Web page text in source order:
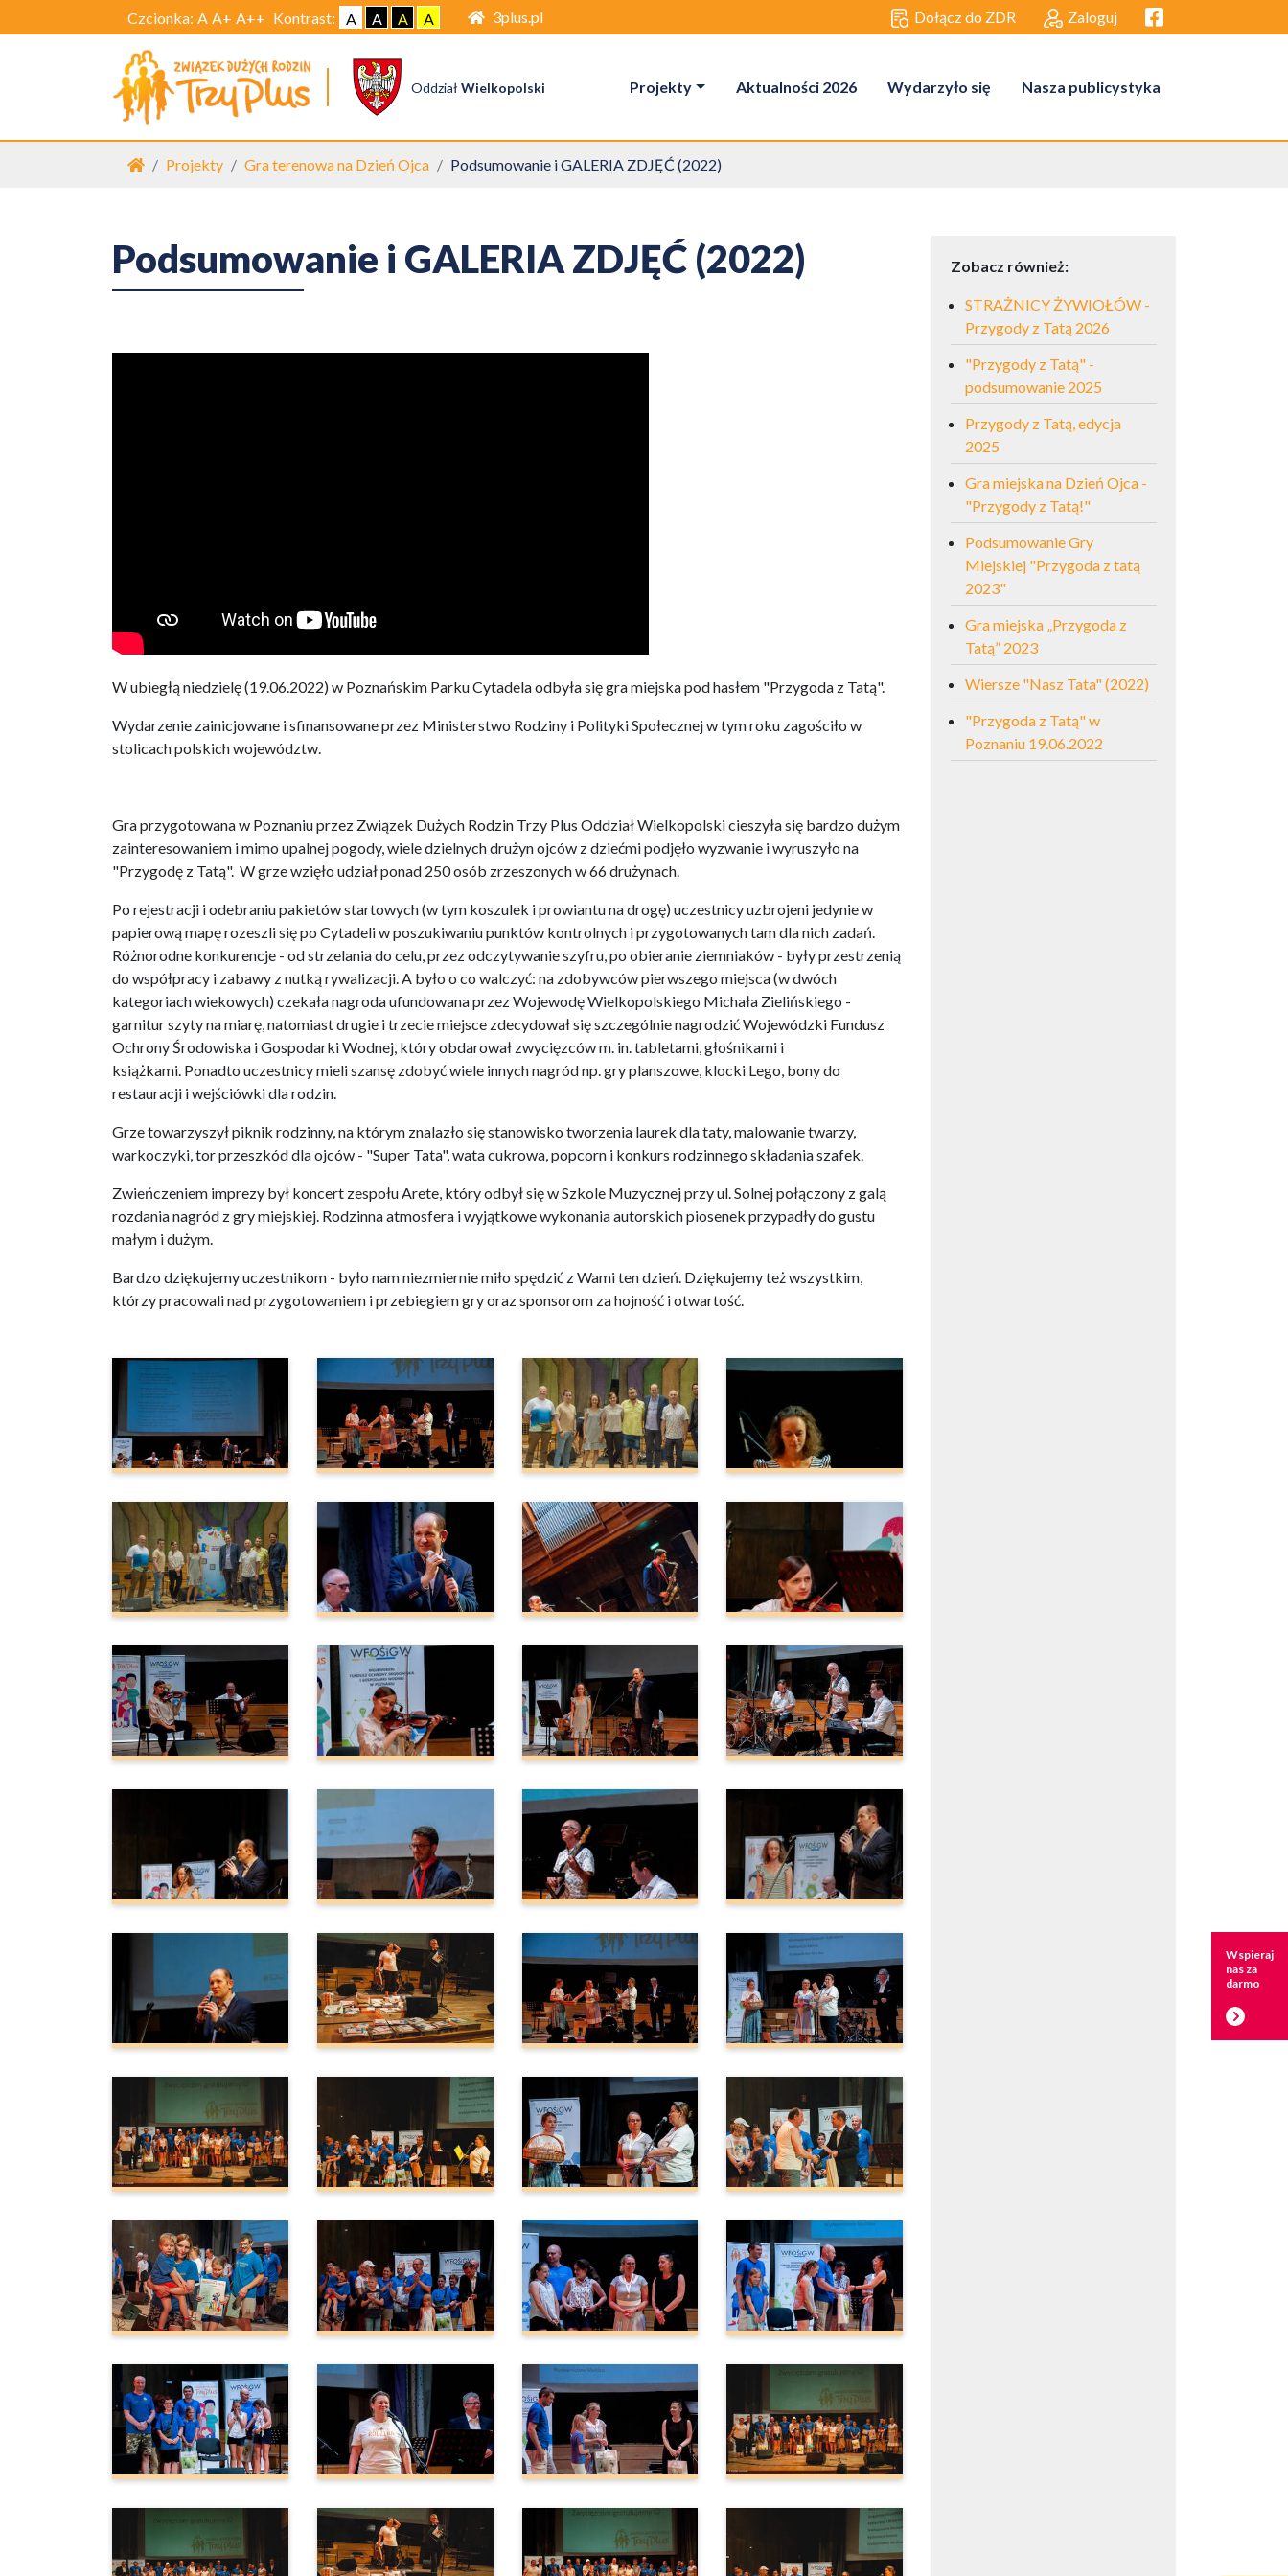
Czcionka: A A+ A++ Kontrast: A A A A 3plus.pl Dołącz do ZDR Zaloguj Facebook link
OddziałWielkopolski Projekty Aktualności 2026 Wydarzyło się Nasza publicystyka
Strona główna
Projekty Gra terenowa na Dzień Ojca Podsumowanie i GALERIA ZDJĘĆ (2022)
Podsumowanie i GALERIA ZDJĘĆ (2022)
W ubiegłą niedzielę (19.06.2022) w Poznańskim Parku Cytadela odbyła się gra miejska pod hasłem "Przygoda z Tatą".
Wydarzenie zainicjowane i sfinansowane przez Ministerstwo Rodziny i Polityki Społecznej w tym roku zagościło w
stolicach polskich województw.
Gra przygotowana w Poznaniu przez Związek Dużych Rodzin Trzy Plus Oddział Wielkopolski cieszyła się bardzo dużym
zainteresowaniem i mimo upalnej pogody, wiele dzielnych drużyn ojców z dziećmi podjęło wyzwanie i wyruszyło na
"Przygodę z Tatą". W grze wzięło udział ponad 250 osób zrzeszonych w 66 drużynach.
Po rejestracji i odebraniu pakietów startowych (w tym koszulek i prowiantu na drogę) uczestnicy uzbrojeni jedynie w
papierową mapę rozeszli się po Cytadeli w poszukiwaniu punktów kontrolnych i przygotowanych tam dla nich zadań.
Różnorodne konkurencje - od strzelania do celu, przez odczytywanie szyfru, po obieranie ziemniaków - były przestrzenią
do współpracy i zabawy z nutką rywalizacji. A było o co walczyć: na zdobywców pierwszego miejsca (w dwóch
kategoriach wiekowych) czekała nagroda ufundowana przez Wojewodę Wielkopolskiego Michała Zielińskiego -
garnitur szyty na miarę, natomiast drugie i trzecie miejsce zdecydował się szczególnie nagrodzić Wojewódzki Fundusz
Ochrony Środowiska i Gospodarki Wodnej, który obdarował zwycięzców m. in. tabletami, głośnikami i
książkami. Ponadto uczestnicy mieli szansę zdobyć wiele innych nagród np. gry planszowe, klocki Lego, bony do
restauracji i wejściówki dla rodzin.
Grze towarzyszył piknik rodzinny, na którym znalazło się stanowisko tworzenia laurek dla taty, malowanie twarzy,
warkoczyki, tor przeszkód dla ojców - "Super Tata", wata cukrowa, popcorn i konkurs rodzinnego składania szafek.
Zwieńczeniem imprezy był koncert zespołu Arete, który odbył się w Szkole Muzycznej przy ul. Solnej połączony z galą
rozdania nagród z gry miejskiej. Rodzinna atmosfera i wyjątkowe wykonania autorskich piosenek przypadły do gustu
małym i dużym.
Bardzo dziękujemy uczestnikom - było nam niezmiernie miło spędzić z Wami ten dzień. Dziękujemy też wszystkim,
którzy pracowali nad przygotowaniem i przebiegiem gry oraz sponsorom za hojność i otwartość.
Zobacz również:
STRAŻNICY ŻYWIOŁÓW -
Przygody z Tatą 2026
"Przygody z Tatą" -
podsumowanie 2025
Przygody z Tatą, edycja
2025
Gra miejska na Dzień Ojca -
"Przygody z Tatą!"
Podsumowanie Gry
Miejskiej "Przygoda z tatą
2023"
Gra miejska „Przygoda z
Tatą” 2023
Wiersze "Nasz Tata" (2022)
"Przygoda z Tatą" w
Poznaniu 19.06.2022
Wspieraj
nas za
darmo